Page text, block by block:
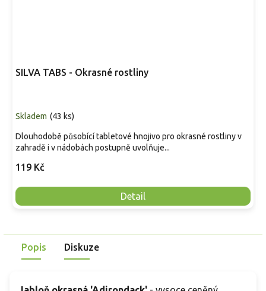
SILVA TABS - Okrasné rostliny
Skladem (43 ks)
119 Kč
Detail
Dlouhodobě působící tabletové hnojivo pro okrasné rostliny v
zahradě i v nádobách postupně uvolňuje...
Popis Diskuze